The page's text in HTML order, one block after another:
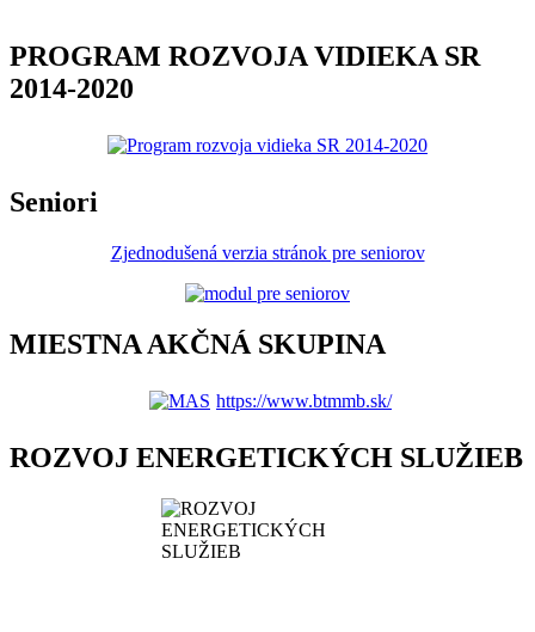
PROGRAM ROZVOJA VIDIEKA SR
2014-2020
Seniori
Zjednodušená verzia stránok pre seniorov
MIESTNA AKČNÁ SKUPINA
https://www.btmmb.sk/
ROZVOJ ENERGETICKÝCH SLUŽIEB